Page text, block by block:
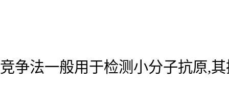
竞争法一般用于检测小分子抗原,